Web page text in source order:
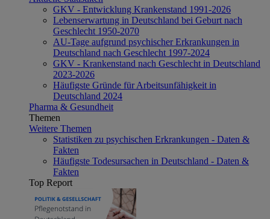
GKV - Entwicklung Krankenstand 1991-2026
Lebenserwartung in Deutschland bei Geburt nach
Geschlecht 1950-2070
AU-Tage aufgrund psychischer Erkrankungen in
Deutschland nach Geschlecht 1997-2024
GKV - Krankenstand nach Geschlecht in Deutschland
2023-2026
Häufigste Gründe für Arbeitsunfähigkeit in
Deutschland 2024
Pharma & Gesundheit
Themen
Weitere Themen
Statistiken zu psychischen Erkrankungen - Daten &
Fakten
Häufigste Todesursachen in Deutschland - Daten &
Fakten
Top Report